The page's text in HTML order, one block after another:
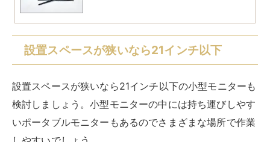
設置スペースが狭いなら21インチ以下
設置スペースが狭いなら21インチ以下の小型モニターも
検討しましょう。小型モニターの中には持ち運びしやす
いポータブルモニターもあるのでさまざまな場所で作業